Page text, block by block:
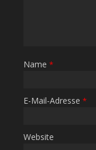
Name *
E-Mail-Adresse *
Website